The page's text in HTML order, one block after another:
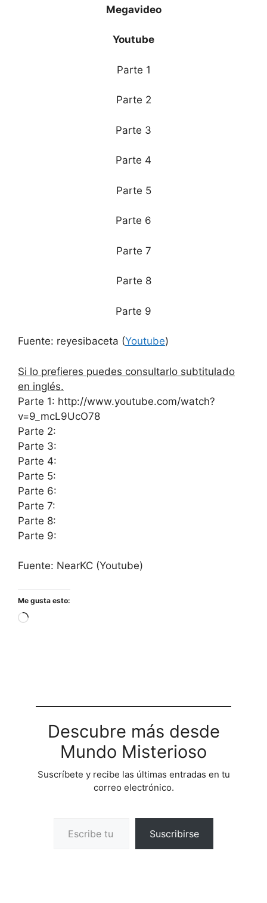
Megavideo
Youtube
Parte 1
Parte 2
Parte 3
Parte 4
Parte 5
Parte 6
Parte 7
Parte 8
Parte 9
Fuente: reyesibaceta (Youtube)
Si lo prefieres puedes consultarlo subtitulado
en inglés.
Parte 1: http://www.youtube.com/watch?
v=9_mcL9UcO78
Parte 2:
Parte 3:
Parte 4:
Parte 5:
Parte 6:
Parte 7:
Parte 8:
Parte 9:
Fuente: NearKC (Youtube)
Me gusta esto:
Cargando...
Descubre más desde
Mundo Misterioso
Suscríbete y recibe las últimas entradas en tu
correo electrónico.
Suscribirse